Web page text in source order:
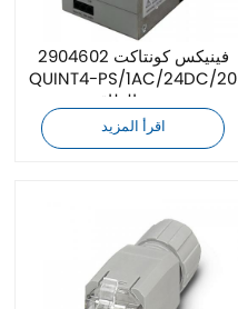
فينيكس كونتاكت 2904602
QUINT4-PS/1AC/24DC/20
مزود الطاقة
اقرأ المزيد